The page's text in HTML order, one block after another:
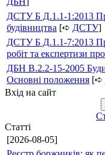
ДСТУ Б Д.1.1-1:2013
будівництва [➪ ДСТУ]
ДСТУ Б Д.1.1-7:2013
робіт та експертизи
ДБН В.2.2-15-2005
Основні положення [➪
Вхід на сайт
Статті
[2026-08-05]